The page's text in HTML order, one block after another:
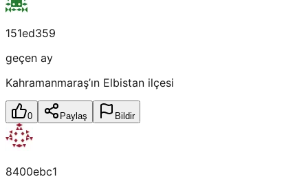
151ed359
geçen ay
Kahramanmaraş’ın Elbistan ilçesi
0 Paylaş Bildir
8400ebc1